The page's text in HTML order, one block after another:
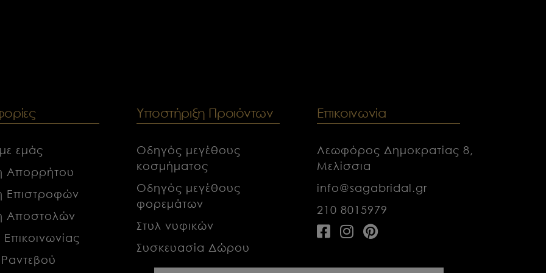
εμάς
Απορρήτου
Επιστροφών
Αποστολών
Επικοινωνίας
Ραντεβού
Υποστήριξη Προιόντων
Οδηγός μεγέθους
κοσμήματος
Οδηγός μεγέθους
φορεμάτων
Στυλ νυφικών
Συσκευασία Δώρου
Επικοινωνία
Λεωφόρος Δημοκρατίας 8,
Μελίσσια
info@sagabridal.gr
210 8015979